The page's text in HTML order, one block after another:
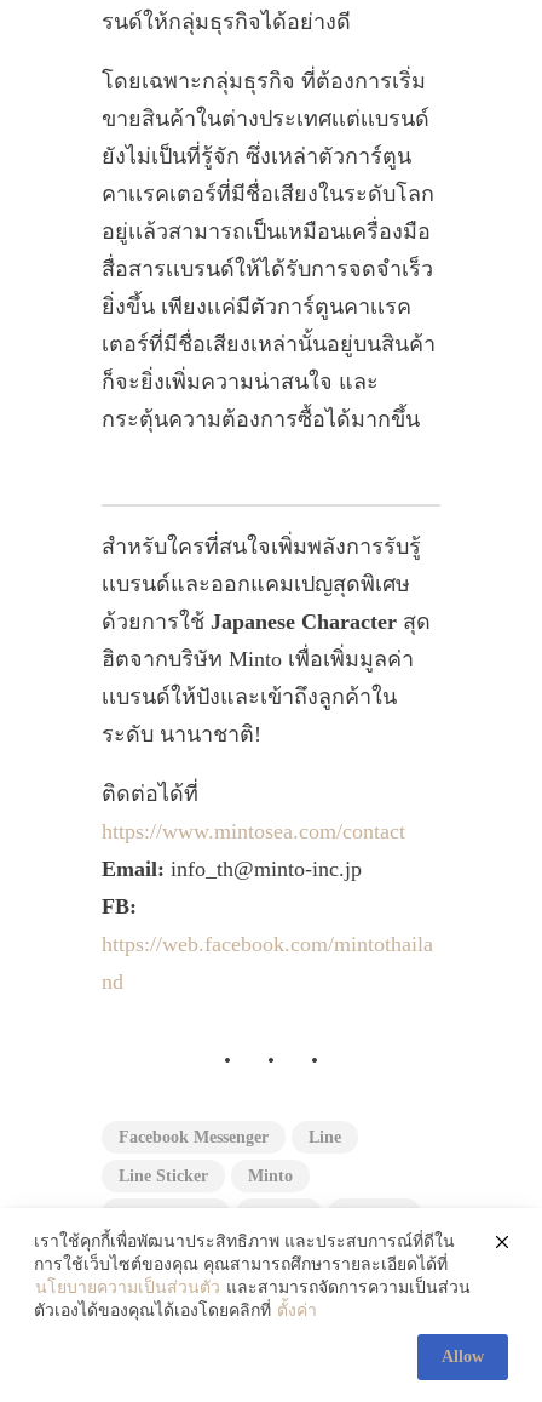
รนด์ให้กลุ่มธุรกิจได้อย่างดี
โดยเฉพาะกลุ่มธุรกิจ ที่ต้องการเริ่ม
ขายสินค้าในต่างประเทศเเต่เเบรนด์
ยังไม่เป็นที่รู้จัก ซึ่งเหล่าตัวการ์ตูน
คาเเรคเตอร์ที่มีชื่อเสียงในระดับโลก
อยู่เเล้วสามารถเป็นเหมือนเครื่องมือ
สื่อสารเเบรนด์ให้ได้รับการจดจำเร็ว
ยิ่งขึ้น เพียงเเค่มีตัวการ์ตูนคาเเรค
เตอร์ที่มีชื่อเสียงเหล่านั้นอยู่บนสินค้า
ก็จะยิ่งเพิ่มความน่าสนใจ และ
กระตุ้นความต้องการซื้อได้มากขึ้น
สำหรับใครที่สนใจเพิ่มพลังการรับรู้
เเบรนด์และออกแคมเปญสุดพิเศษ
ด้วยการใช้ Japanese Character สุด
ฮิตจากบริษัท Minto เพื่อเพิ่มมูลค่า
เเบรนด์ให้ปังและเข้าถึงลูกค้าใน
ระดับ นานาชาติ!
ติดต่อได้ที่
https://www.mintosea.com/contact
Email: info_th@minto-inc.jp
FB:
https://web.facebook.com/mintothaila
nd
Facebook Messenger Line
Line Sticker Minto
WhatsApp
เราใช้คุกกี้เพื่อพัฒนาประสิทธิภาพ และประสบการณ์ที่ดีใน
การใช้เว็บไซต์ของคุณ คุณสามารถศึกษารายละเอียดได้ที่
นโยบายความเป็นส่วนตัว และสามารถจัดการความเป็นส่วน
ตัวเองได้ของคุณได้เองโดยคลิกที่ ตั้งค่า
Allow